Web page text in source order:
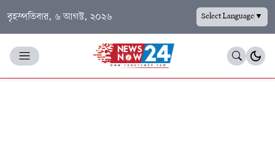
বৃহস্পতিবার, ৬ আগস্ট, ২০২৬ Select Language▼